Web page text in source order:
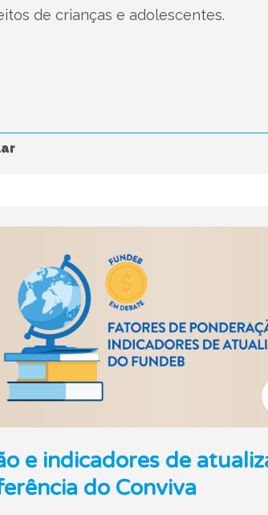
de crianças e adolescentes.
e indicadores de
do Conviva